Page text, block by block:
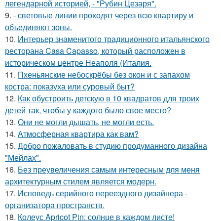
легендарной историей, - "Рубин Цезаря".
9. - световые линии проходят через всю квартиру и
объединяют зоны.
10. Интерьер знаменитого традиционного итальянского
ресторана Casa Capasso, который расположен в
историческом центре Неаполя (Италия.
11. Пхеньянские небоскрёбы без окон и с запахом
костра: показуха или суровый быт?
12. Как обустроить детскую в 10 квадратов для троих
детей так, чтобы у каждого было свое место?
13. Они не могли дышать, не могли есть.
14. Атмосферная квартира как вам?
15. Добро пожаловать в студию продуманного дизайна
"Мейлах".
16. Без преувеличения самым интересным для меня
архитектурным стилем является модерн.
17. Исповедь серийного переездного дизайнера -
организатора пространств.
18. Колеус Apricot Pin: солнце в каждом листе!